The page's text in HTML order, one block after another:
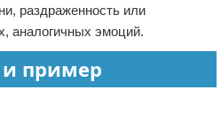
раздраженность или
аналогичных эмоций.
пример